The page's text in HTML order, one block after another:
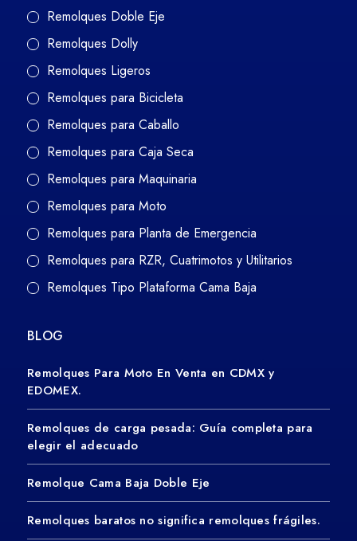
Remolques Doble Eje
Remolques Dolly
Remolques Ligeros
Remolques para Bicicleta
Remolques para Caballo
Remolques para Caja Seca
Remolques para Maquinaria
Remolques para Moto
Remolques para Planta de Emergencia
Remolques para RZR, Cuatrimotos y Utilitarios
Remolques Tipo Plataforma Cama Baja
BLOG
Remolques Para Moto En Venta en CDMX y
EDOMEX.
Remolques de carga pesada: Guía completa para
elegir el adecuado
Remolque Cama Baja Doble Eje
Remolques baratos no significa remolques frágiles.